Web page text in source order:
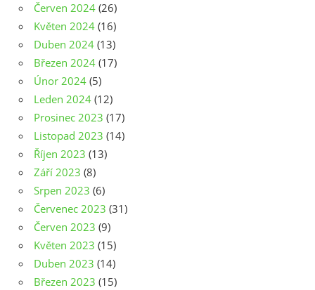
Červen 2024 (26)
Květen 2024 (16)
Duben 2024 (13)
Březen 2024 (17)
Únor 2024 (5)
Leden 2024 (12)
Prosinec 2023 (17)
Listopad 2023 (14)
Říjen 2023 (13)
Září 2023 (8)
Srpen 2023 (6)
Červenec 2023 (31)
Červen 2023 (9)
Květen 2023 (15)
Duben 2023 (14)
Březen 2023 (15)